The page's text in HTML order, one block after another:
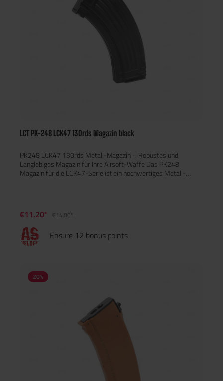
LCT PK-248 LCK47 130rds Magazin black
PK248 LCK47 130rds Metall-Magazin – Robustes und
Langlebiges Magazin für Ihre Airsoft-Waffe Das PK248
Magazin für die LCK47-Serie ist ein hochwertiges Metall-
LCK47 Gewicht: 259,4 g
€11.20* €14.00*
Ensure 12 bonus points
20%